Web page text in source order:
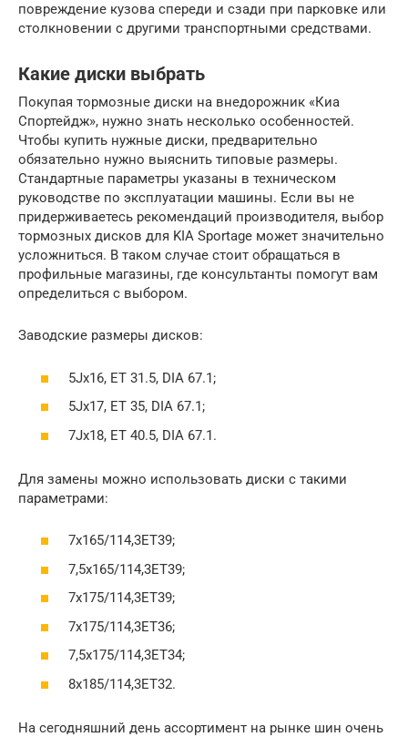
повреждение кузова спереди и сзади при парковке или
столкновении с другими транспортными средствами.
Какие диски выбрать
Покупая тормозные диски на внедорожник «Киа
Спортейдж», нужно знать несколько особенностей.
Чтобы купить нужные диски, предварительно
обязательно нужно выяснить типовые размеры.
Стандартные параметры указаны в техническом
руководстве по эксплуатации машины. Если вы не
придерживаетесь рекомендаций производителя, выбор
тормозных дисков для KIA Sportage может значительно
усложниться. В таком случае стоит обращаться в
профильные магазины, где консультанты помогут вам
определиться с выбором.
Заводские размеры дисков:
5Jx16, ЕТ 31.5, DIA 67.1;
5Jx17, ЕТ 35, DIA 67.1;
7Jx18, ЕТ 40.5, DIA 67.1.
Для замены можно использовать диски с такими
параметрами:
7х165/114,3ЕТ39;
7,5х165/114,3ЕТ39;
7х175/114,3ЕТ39;
7х175/114,3ЕТ36;
7,5х175/114,3ЕТ34;
8х185/114,3ЕТ32.
На сегодняшний день ассортимент на рынке шин очень